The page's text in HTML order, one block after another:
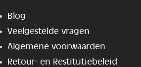
Blog
Veelgestelde vragen
Algemene voorwaarden
Retour- en Restitutiebeleid